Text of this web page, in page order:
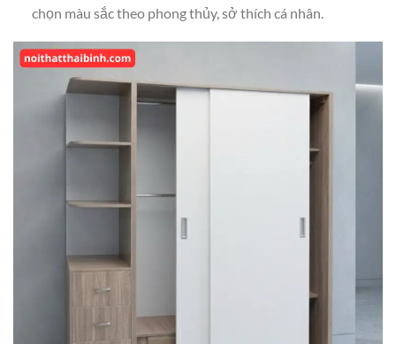
chọn màu sắc theo phong thủy, sở thích cá nhân.